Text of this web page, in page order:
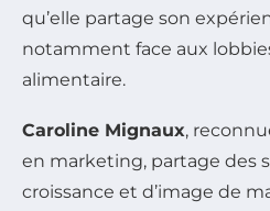
qu’elle partage son
notamment face aux
alimentaire.
Caroline Mignaux,
en marketing, partage des
croissance et d’image de